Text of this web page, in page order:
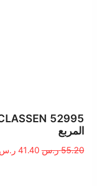
المربع
55.20 ر.س
الأصلي
41.40 ر.س